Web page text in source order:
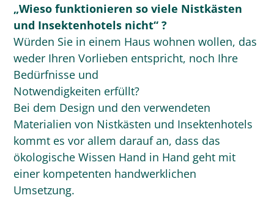
„Wieso funktionieren so viele Nistkästen
und Insektenhotels nicht“ ?
Würden Sie in einem Haus wohnen wollen, das
weder Ihren Vorlieben entspricht, noch Ihre
Bedürfnisse und
Notwendigkeiten erfüllt?
Bei dem Design und den verwendeten
Materialien von Nistkästen und Insektenhotels
kommt es vor allem darauf an, dass das
ökologische Wissen Hand in Hand geht mit
einer kompetenten handwerklichen
Umsetzung.